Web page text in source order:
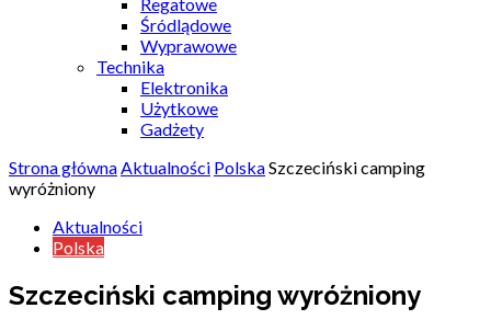
Śródlądowe
Wyprawowe
Technika
Elektronika
Użytkowe
Gadżety
Strona głównaAktualności PolskaSzczeciński camping
wyróżniony
Aktualności
Polska
Szczeciński camping wyróżniony